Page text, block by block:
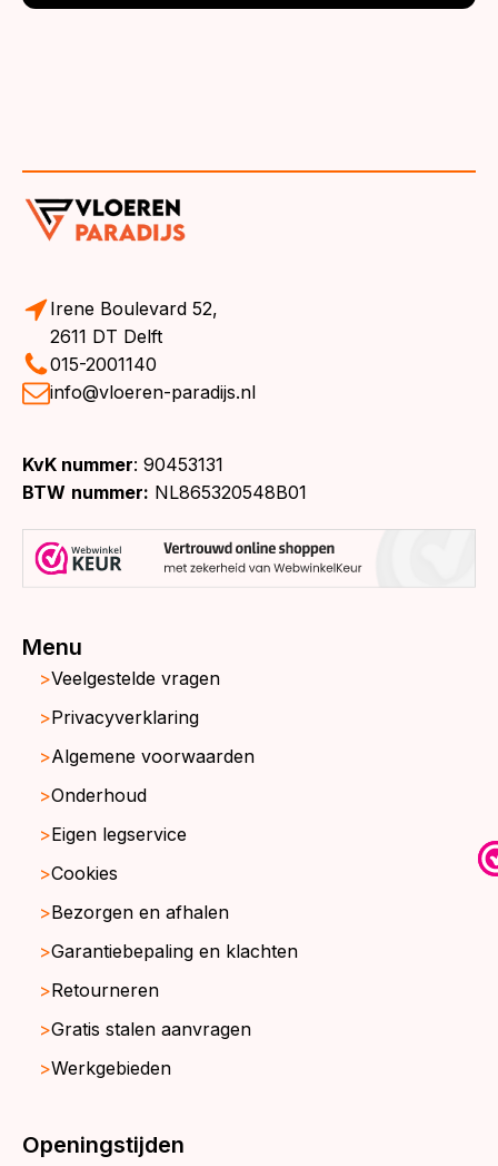
Irene Boulevard 52,
2611 DT Delft
015-2001140
info@vloeren-paradijs.nl
KvK nummer: 90453131
BTW nummer: NL865320548B01
Menu
Veelgestelde vragen
Privacyverklaring
Algemene voorwaarden
Onderhoud
Eigen legservice
Cookies
Bezorgen en afhalen
Garantiebepaling en klachten
Retourneren
Gratis stalen aanvragen
Werkgebieden
Openingstijden